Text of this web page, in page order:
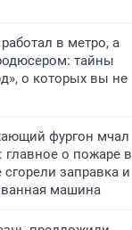
в метро, а
тайны
о которых вы не
фургон мчал
главное о пожаре в
сгорели заправка и
машина